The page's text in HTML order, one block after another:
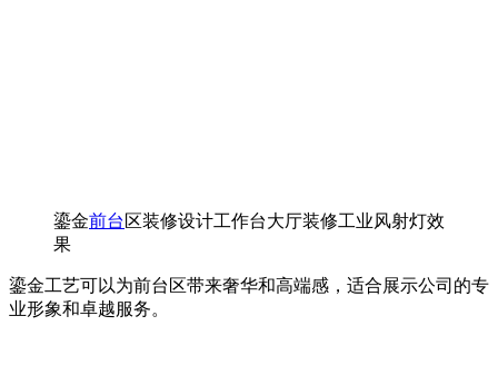
鎏金前台 区装修设计工作台大厅装修工业风射灯效
果
鎏金工艺可以为前台区带来奢华和高端感，适合展示公司的专
业形象和卓越服务。